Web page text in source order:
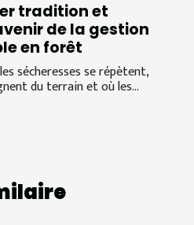
tradition et
de la gestion
en forêt
sécheresses se répètent,
du terrain et où les...